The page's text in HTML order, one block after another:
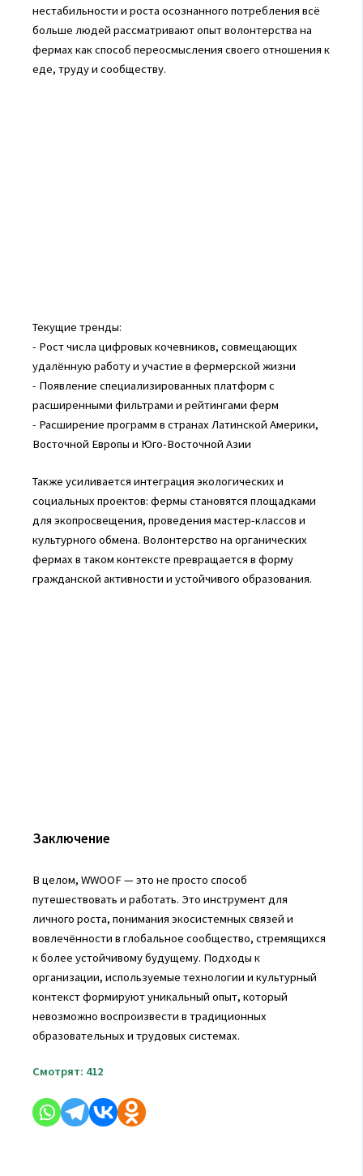
нестабильности и роста осознанного потребления всё
больше людей рассматривают опыт волонтерства на
фермах как способ переосмысления своего отношения к
еде, труду и сообществу.
Текущие тренды:
- Рост числа цифровых кочевников, совмещающих
удалённую работу и участие в фермерской жизни
- Появление специализированных платформ с
расширенными фильтрами и рейтингами ферм
- Расширение программ в странах Латинской Америки,
Восточной Европы и Юго-Восточной Азии
Также усиливается интеграция экологических и
социальных проектов: фермы становятся площадками
для экопросвещения, проведения мастер-классов и
культурного обмена. Волонтерство на органических
фермах в таком контексте превращается в форму
гражданской активности и устойчивого образования.
Заключение
В целом, WWOOF — это не просто способ
путешествовать и работать. Это инструмент для
личного роста, понимания экосистемных связей и
вовлечённости в глобальное сообщество, стремящихся
к более устойчивому будущему. Подходы к
организации, используемые технологии и культурный
контекст формируют уникальный опыт, который
невозможно воспроизвести в традиционных
образовательных и трудовых системах.
Смотрят: 412